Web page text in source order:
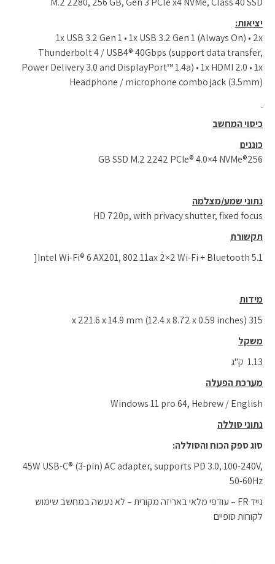
יציאות:
1x USB 3.2 Gen 1 • 1x USB 3.2 Gen 1 (Always On) • 2x
Thunderbolt 4 / USB4® 40Gbps (support data transfer,
Power Delivery 3.0 and DisplayPort™ 1.4a) • 1x HDMI 2.0 • 1x
Headphone / microphone combo jack (3.5mm)
כיסוי המחשב
כוננים
GB SSD M.2 2242 PCIe® 4.0×4 NVMe®256
נתוני שמע/מצלמה
HD 720p, with privacy shutter, fixed focus
תקשורת
Intel Wi-Fi® 6 AX201, 802.11ax 2×2 Wi-Fi + Bluetooth 5.1[
מידות
315 x 221.6 x 14.9 mm (12.4 x 8.72 x 0.59 inches)
משקל
1.13 ק"ג
מערכת הפעלה
Windows 11 pro 64, Hebrew / English
נתוני סוללה
סוג ספק הכוח והסוללה:
45W USB-C® (3-pin) AC adapter, supports PD 3.0, 100-240V,
50-60Hz
נייד FR – עודפי מלאי באריזה מקורית – לא נעשה במחשב שימוש
לקוחות סופיים